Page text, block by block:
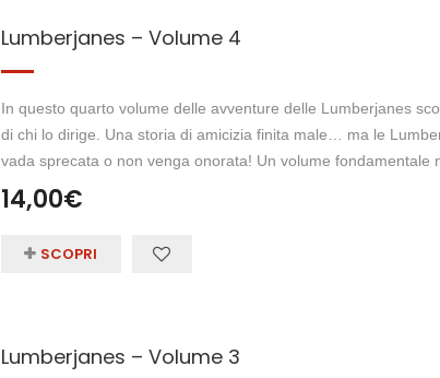
Lumberjanes – Volume 4
In questo quarto volume delle avventure delle Lumberjanes
di chi lo dirige. Una storia di amicizia finita male… ma le
vada sprecata o non venga onorata! Un volume fondamentale
14,00€
SCOPRI
Lumberjanes – Volume 3